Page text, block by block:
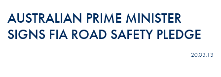
AUSTRALIAN PRIME MINISTER
SIGNS FIA ROAD SAFETY PLEDGE
20.03.13